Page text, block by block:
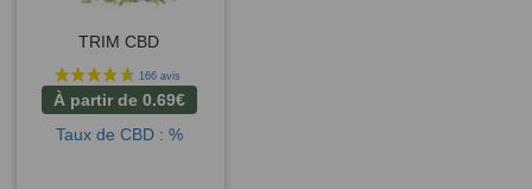
TRIM CBD
À partir de 0.69€
Taux de CBD : %